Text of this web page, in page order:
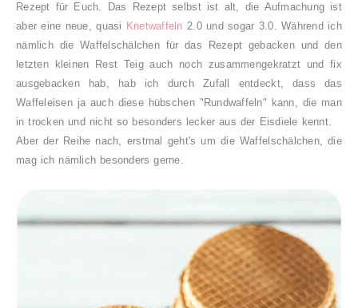
Rezept für Euch. Das Rezept selbst ist alt, die Aufmachung ist
aber eine neue, quasi Knetwaffeln 2.0 und sogar 3.0. Während ich
nämlich die Waffelschälchen für das Rezept gebacken und den
letzten kleinen Rest Teig auch noch zusammengekratzt und fix
ausgebacken hab, hab ich durch Zufall entdeckt, dass das
Waffeleisen ja auch diese hübschen "Rundwaffeln" kann, die man
in trocken und nicht so besonders lecker aus der Eisdiele kennt.
Aber der Reihe nach, erstmal geht's um die Waffelschälchen, die
mag ich nämlich besonders gerne.